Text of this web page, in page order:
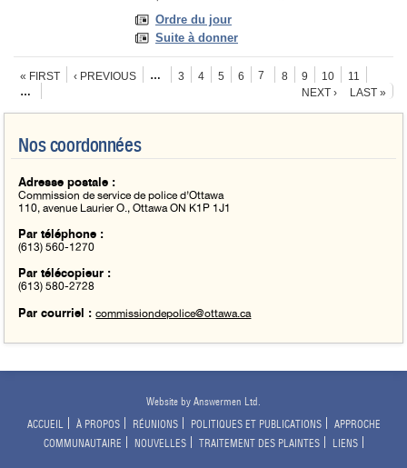
Ordre du jour
Suite à donner
Pages
« FIRST ‹ PREVIOUS … 3 4 5 6 7 8 9 10
11
…
NEXT › LAST »
Nos coordonnées
Adresse postale :
Commission de service de police d’Ottawa
110, avenue Laurier O., Ottawa ON K1P 1J1
Par téléphone :
(613) 560-1270
Par télécopieur :
(613) 580-2728
Par courriel :commissiondepolice@ottawa.ca
Website by Answermen Ltd.
ACCUEIL
À PROPOS RÉUNIONS POLITIQUES ET PUBLICATIONS
APPROCHE
COMMUNAUTAIRE
NOUVELLES TRAITEMENT DES PLAINTES LIENS